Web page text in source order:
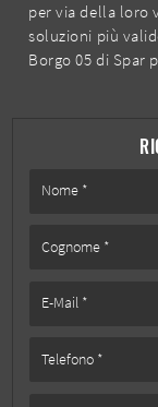
per via della loro
soluzioni più
Borgo 05 di Spar